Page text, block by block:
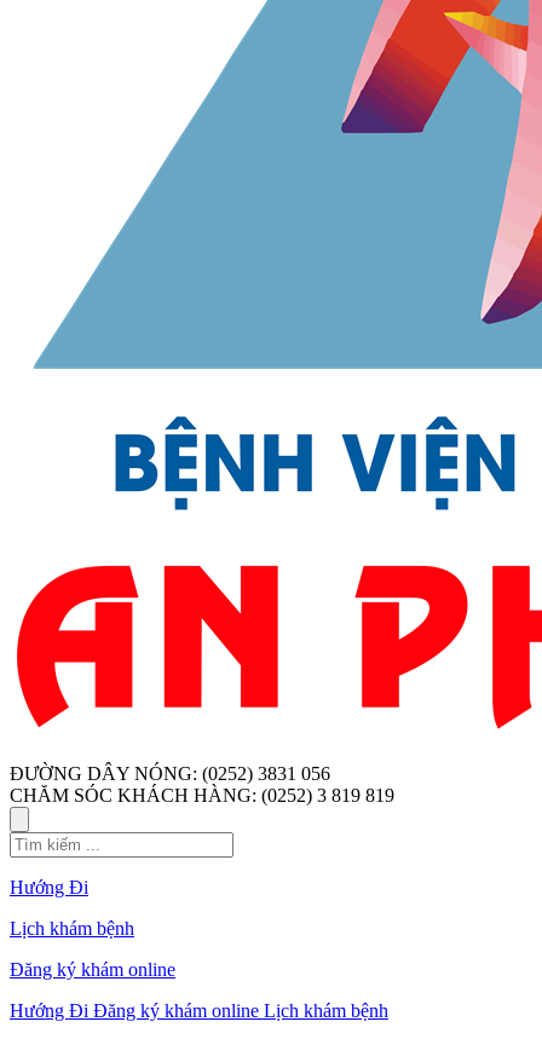
ĐƯỜNG DÂY NÓNG: (0252) 3831 056
CHĂM SÓC KHÁCH HÀNG: (0252) 3 819 819
Hướng Đi
Lịch khám bệnh
Đăng ký khám online
Hướng Đi Đăng ký khám online Lịch khám bệnh